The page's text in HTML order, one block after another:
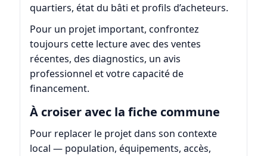
quartiers, état du bâti et profils d’acheteurs.
Pour un projet important, confrontez
toujours cette lecture avec des ventes
récentes, des diagnostics, un avis
professionnel et votre capacité de
financement.
À croiser avec la fiche commune
Pour replacer le projet dans son contexte
local — population, équipements, accès,